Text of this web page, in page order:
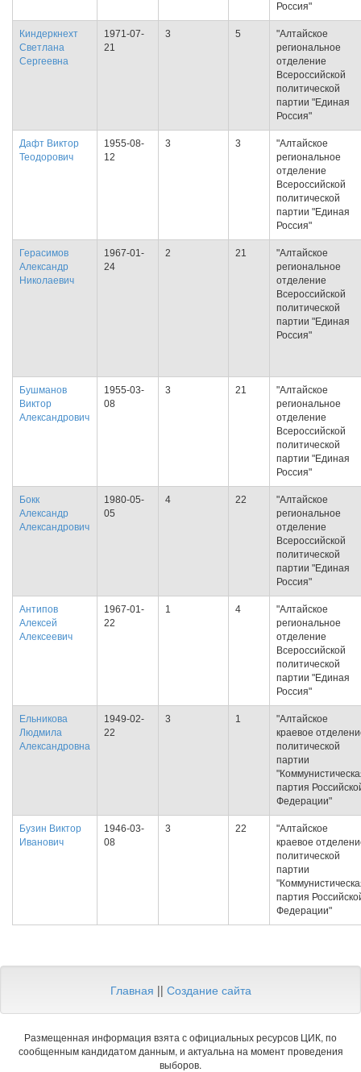
Россия"
Киндеркнехт
Светлана
Сергеевна
1971-07-
21
3 5
"Алтайское
региональное
отделение
Всероссийской
политической
партии "Единая
Россия"
Дафт Виктор
Теодорович
1955-08-
12
3 3
"Алтайское
региональное
отделение
Всероссийской
политической
партии "Единая
Россия"
Герасимов
Александр
Николаевич
1967-01-
24
2 21
"Алтайское
региональное
отделение
Всероссийской
политической
партии "Единая
Россия"
Бушманов
Виктор
Александрович
1955-03-
08
3 21
"Алтайское
региональное
отделение
Всероссийской
политической
партии "Единая
Россия"
Бокк
Александр
Александрович
1980-05-
05
4 22
"Алтайское
региональное
отделение
Всероссийской
политической
партии "Единая
Россия"
Антипов
Алексей
Алексеевич
1967-01-
22
1 4
"Алтайское
региональное
отделение
Всероссийской
политической
партии "Единая
Россия"
Ельникова
Людмила
Александровна
1949-02-
22
3 1
"Алтайское
краевое
политической
партии
партия
Федерации"
Бузин Виктор
Иванович
1946-03-
08
3 22
"Алтайское
краевое
политической
партии
партия
Федерации"
Главная || Создание сайта
Размещенная информация взята с официальных ресурсов ЦИК, по
сообщенным кандидатом данным, и актуальна на момент проведения
выборов.